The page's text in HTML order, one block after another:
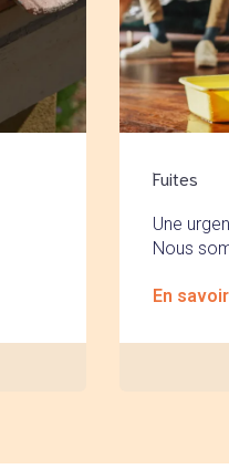
Fuites
Une
Nous
En